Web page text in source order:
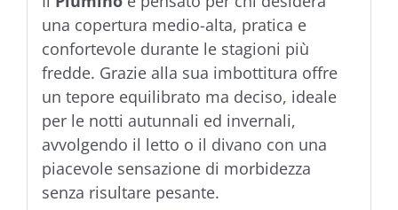
una copertura medio-alta, pratica e
confortevole durante le stagioni più
fredde. Grazie alla sua imbottitura offre
un tepore equilibrato ma deciso, ideale
per le notti autunnali ed invernali,
avvolgendo il letto o il divano con una
piacevole sensazione di morbidezza
senza risultare pesante.